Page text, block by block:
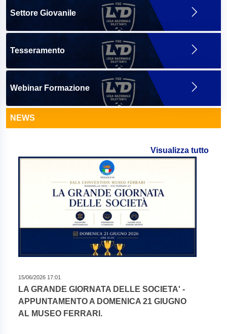
Settore Giovanile
Tesseramento
Webinar Formazione
NEWS
Visualizza tutto
15/06/2026 17:01
LA GRANDE GIORNATA DELLE SOCIETA' -
APPUNTAMENTO A DOMENICA 21 GIUGNO
AL MUSEO FERRARI.